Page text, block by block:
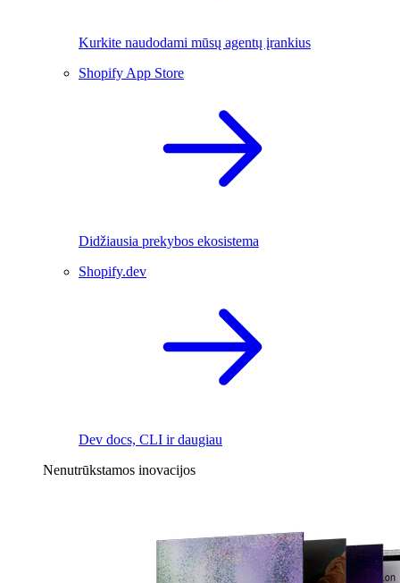
Kurkite naudodami mūsų agentų įrankius
Shopify App Store
Didžiausia prekybos ekosistema
Shopify.dev
Dev docs, CLI ir daugiau
Nenutrūkstamos inovacijos